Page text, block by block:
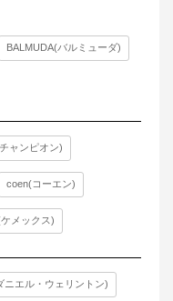
BALMUDA(バルミューダ)
ャンピオン)
coen(コーエン)
メックス)
ニエル・ウェリントン)